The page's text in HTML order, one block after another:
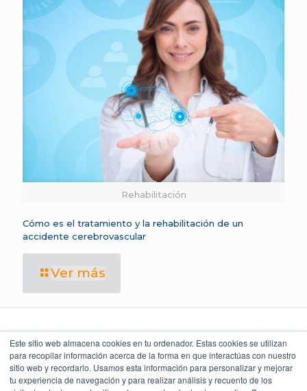
Este sitio web almacena cookies en tu ordenador. Estas cookies se utilizan
para recopilar información acerca de la forma en que interactúas con nuestro
sitio web y recordarlo. Usamos esta información para personalizar y mejorar
tu experiencia de navegación y para realizar análisis y recuento de los
Rehabilitación
Cómo es el tratamiento y la rehabilitación de un
accidente cerebrovascular
Ver más
LEGAL Y POLÍTICAS
Aviso Legal
NUESTROS CLIENTES
4.9
Torre Índigo
Av. Paseo de la Reforma 373